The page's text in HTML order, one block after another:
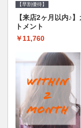
【早割優待】
【来店2ヶ月以内♪
トメント
￥11,760